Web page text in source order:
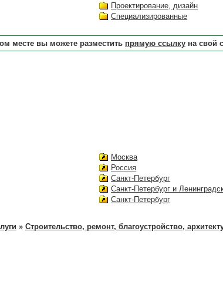
Проектирование, дизайн
Специализированные
месте вы можете разместить прямую ссылку на свой
Москва
Россия
Санкт-Петербург
Санкт-Петербург и
Санкт-Петербург
» Строительство, ремонт, благоустройство,